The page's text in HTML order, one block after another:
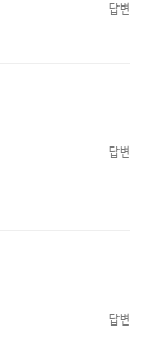
답변
답변
답변